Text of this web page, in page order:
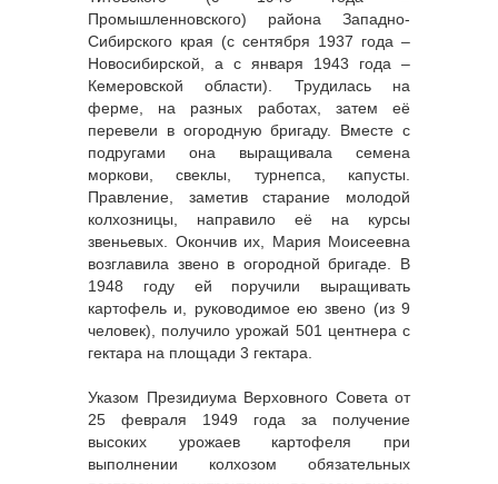
Промышленновского) района Западно-
Сибирского края (с сентября 1937 года –
Новосибирской, а с января 1943 года –
Кемеровской области). Трудилась на
ферме, на разных работах, затем её
перевели в огородную бригаду. Вместе с
подругами она выращивала семена
моркови, свеклы, турнепса, капусты.
Правление, заметив старание молодой
колхозницы, направило её на курсы
звеньевых. Окончив их, Мария Моисеевна
возглавила звено в огородной бригаде. В
1948 году ей поручили выращивать
картофель и, руководимое ею звено (из 9
человек), получило урожай 501 центнера с
гектара на площади 3 гектара.
Указом Президиума Верховного Совета от
25 февраля 1949 года за получение
высоких урожаев картофеля при
выполнении колхозом обязательных